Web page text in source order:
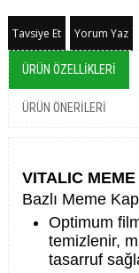
Tavsiye Et Yorum Yaz
ÜRÜN ÖZELLIKLERI
ÜRÜN ÖNERILERI
VITALIC
Bazlı Meme
Optimum
temizlenir,
tasarruf